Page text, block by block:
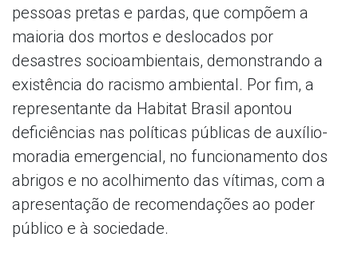
pessoas pretas e pardas, que compõem a
maioria dos mortos e deslocados por
desastres socioambientais, demonstrando a
existência do racismo ambiental. Por fim, a
representante da Habitat Brasil apontou
deficiências nas políticas públicas de auxílio-
moradia emergencial, no funcionamento dos
abrigos e no acolhimento das vítimas, com a
apresentação de recomendações ao poder
público e à sociedade.